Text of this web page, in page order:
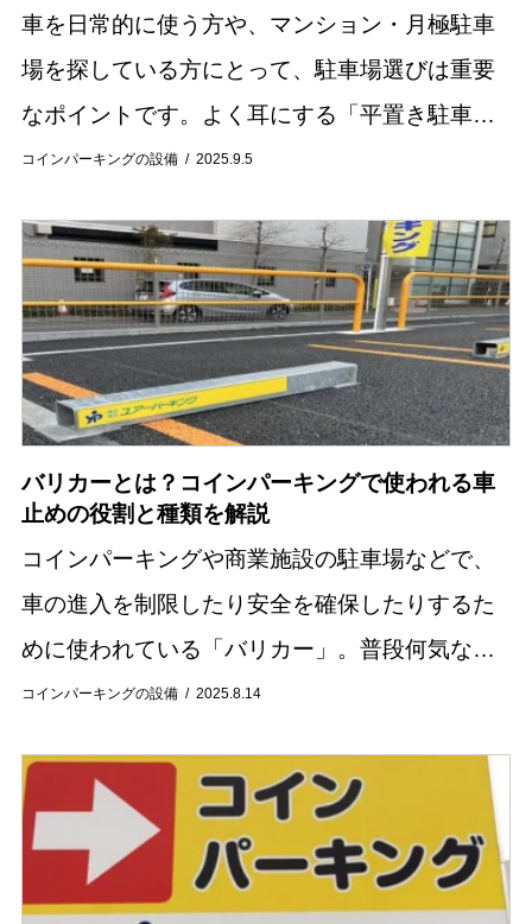
コインパーキングの設備 2025.9.5
車を日常的に使う方や、マンション・月極駐車
場を探している方にとって、駐車場選びは重要
なポイントです。よく耳にする「平置き駐車
場」とは、車を地面に直接停めるシンプルな駐
昇降装置を使...
コインパーキングの設備 2025.8.14
バリカーとは？コインパーキングで使われる車
止めの役割と種類を解説
コインパーキングや商業施設の駐車場などで、
車の進入を制限したり安全を確保したりするた
めに使われている「バリカー」。普段何気なく
目にする設備ですが、その役割や種類を詳しく
事ではバ...